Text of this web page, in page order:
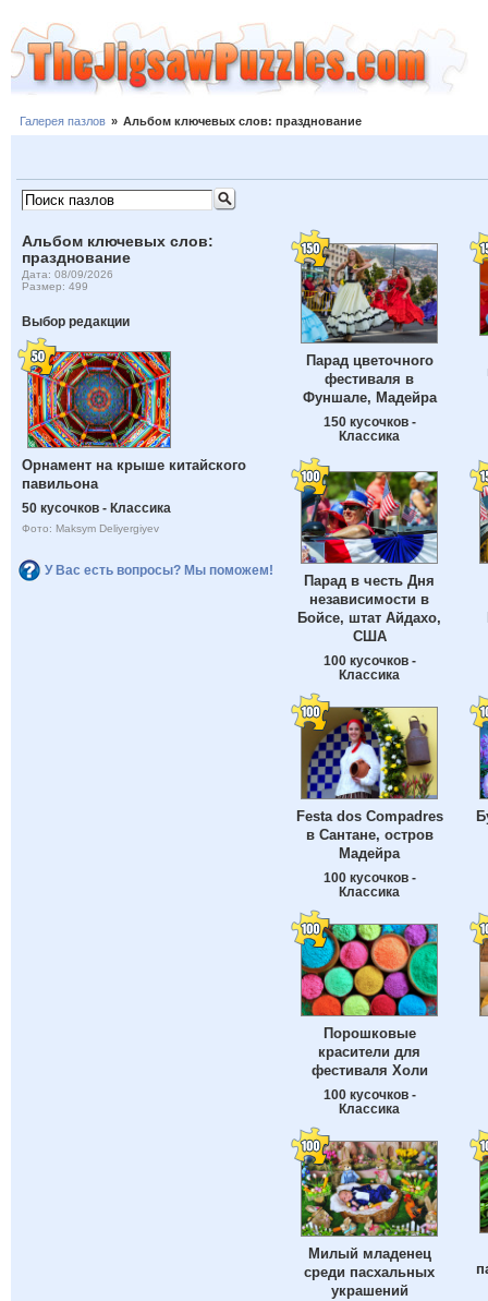
Галерея пазлов » Альбом ключевых слов: празднование
Альбом ключевых слов:
празднование
Дата: 08/09/2026
Размер: 499
Выбор редакции
Орнамент на крыше китайского
павильона
50 кусочков - Классика
Фото: Maksym Deliyergiyev
У Вас есть вопросы? Мы поможем!
Парад цветочного
фестиваля в
Фуншале, Мадейра
150 кусочков -
Классика
Парад в честь Дня
независимости в
Бойсе, штат Айдахо,
США
100 кусочков -
Классика
Festa dos Compadres
в Сантане, остров
Мадейра
100 кусочков -
Классика
Порошковые
красители для
фестиваля Холи
100 кусочков -
Классика
Милый младенец
среди пасхальных
украшений